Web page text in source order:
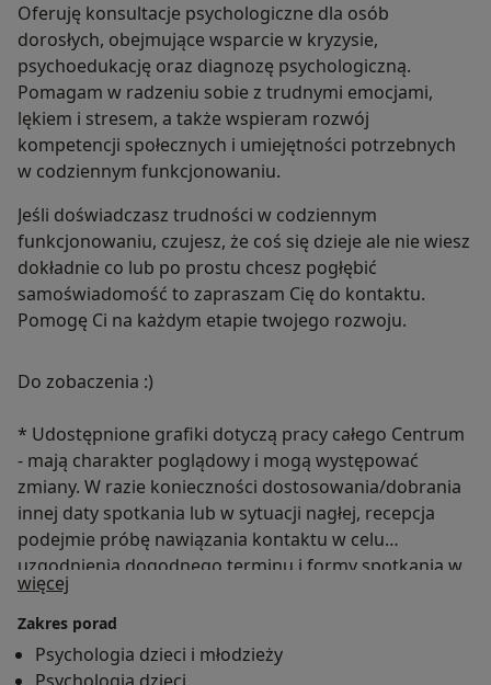
Oferuję konsultacje psychologiczne dla osób
dorosłych, obejmujące wsparcie w kryzysie,
psychoedukację oraz diagnozę psychologiczną.
Pomagam w radzeniu sobie z trudnymi emocjami,
lękiem i stresem, a także wspieram rozwój
kompetencji społecznych i umiejętności potrzebnych
w codziennym funkcjonowaniu.
Jeśli doświadczasz trudności w codziennym
funkcjonowaniu, czujesz, że coś się dzieje ale nie wiesz
dokładnie co lub po prostu chcesz pogłębić
samoświadomość to zapraszam Cię do kontaktu.
Pomogę Ci na każdym etapie twojego rozwoju.
Do zobaczenia :)
* Udostępnione grafiki dotyczą pracy całego Centrum
- mają charakter poglądowy i mogą występować
zmiany. W razie konieczności dostosowania/dobrania
innej daty spotkania lub w sytuacji nagłej, recepcja
podejmie próbę nawiązania kontaktu w celu
uzgodnienia dogodnego terminu i formy spotkania w
zależności od możliwości, czy to stacjonarnie, czy
online.
więcej
Zakres porad
Psychologia dzieci i młodzieży